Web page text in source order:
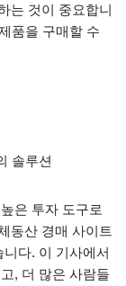
는 것이 중요합니
품을 구매할 수
솔루션
은 투자 도구로
동산 경매 사이트
다. 이 기사에서
, 더 많은 사람들